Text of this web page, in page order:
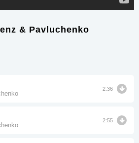
& Pavluchenko
2:36
2:55